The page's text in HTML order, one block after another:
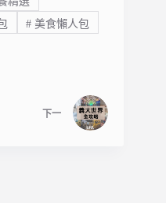
# 美食懶人包
下一